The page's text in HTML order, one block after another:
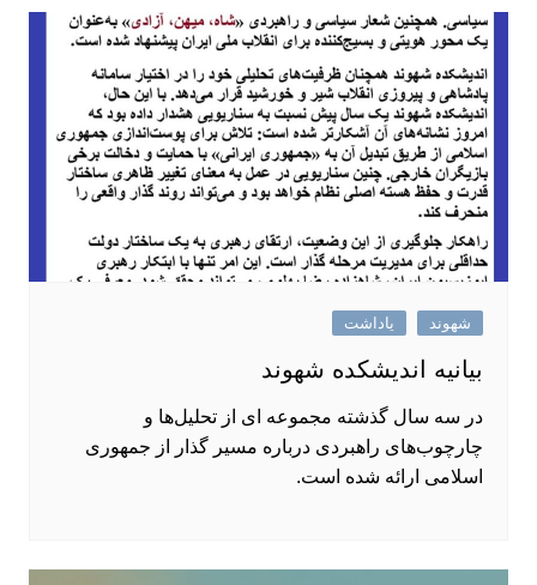
شهوند یاداشت
بیانیه اندیشکده شهوند
در سه سال گذشته مجموعه ‌ای از تحلیل‌ها و
چارچوب‌های راهبردی درباره مسیر گذار از جمهوری
اسلامی ارائه شده است.